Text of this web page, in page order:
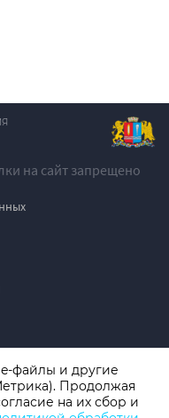
на сайт запрещено
файлы и другие
Продолжая
на их сбор и